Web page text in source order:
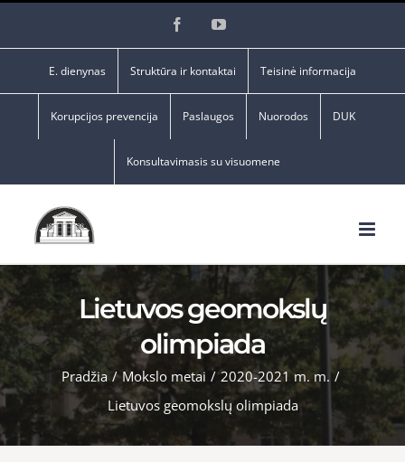
FacebookYouTube
E. dienynas Struktūra ir kontaktai Teisinė informacija
Korupcijos prevencija Paslaugos Nuorodos DUK
Konsultavimasis su visuomene
Lietuvos geomokslų
olimpiada
Pradžia / Mokslo metai / 2020-2021 m. m. /
Lietuvos geomokslų olimpiada